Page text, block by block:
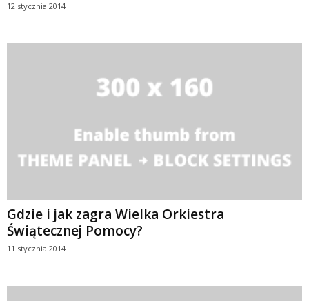
12 stycznia 2014
Gdzie i jak zagra Wielka Orkiestra
Świątecznej Pomocy?
11 stycznia 2014